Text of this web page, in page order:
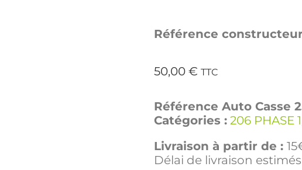
Référence
50,00 € TTC
Référence Auto Casse
Catégories : 206 PHASE 1
Livraison à partir de :
Délai de livraison